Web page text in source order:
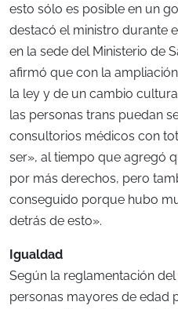
esto sólo es posible en un
destacó el ministro durante
en la sede del Ministerio de
afirmó que con la
la ley y de un cambio
las personas trans puedan
consultorios médicos con
ser», al tiempo que agregó
por más derechos, pero
conseguido porque hubo
detrás de esto».
Igualdad
Según la reglamentación
personas mayores de edad